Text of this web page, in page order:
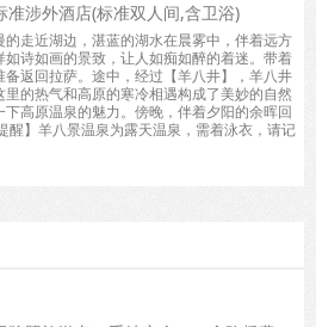
准涉外酒店(标准双人间,含卫浴)
走近湖边，湛蓝的湖水在晨雾中，伴着远方
诗如画的景致，让人如痴如醉的着迷。带着
返回拉萨。途中，经过【羊八井】，羊八井
的热气和高原的寒冷相遇构成了美妙的自然
高原温泉的魅力。傍晚，伴着夕阳的余晖回
醒】羊八景温泉为露天温泉，需着泳衣，请记